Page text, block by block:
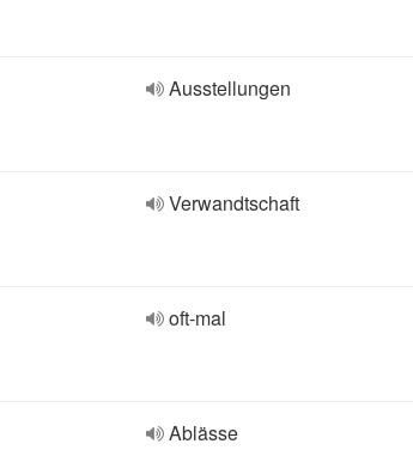
Ausstellungen
Verwandtschaft
oft-mal
Ablässe